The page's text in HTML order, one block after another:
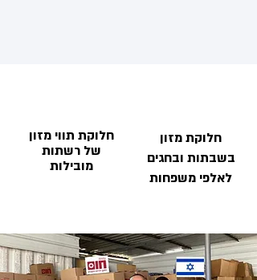
חלוקת תווי מזון
של רשתות
מובילות
חלוקת מזון
בשבתות ובחגים
לאלפי משפחות